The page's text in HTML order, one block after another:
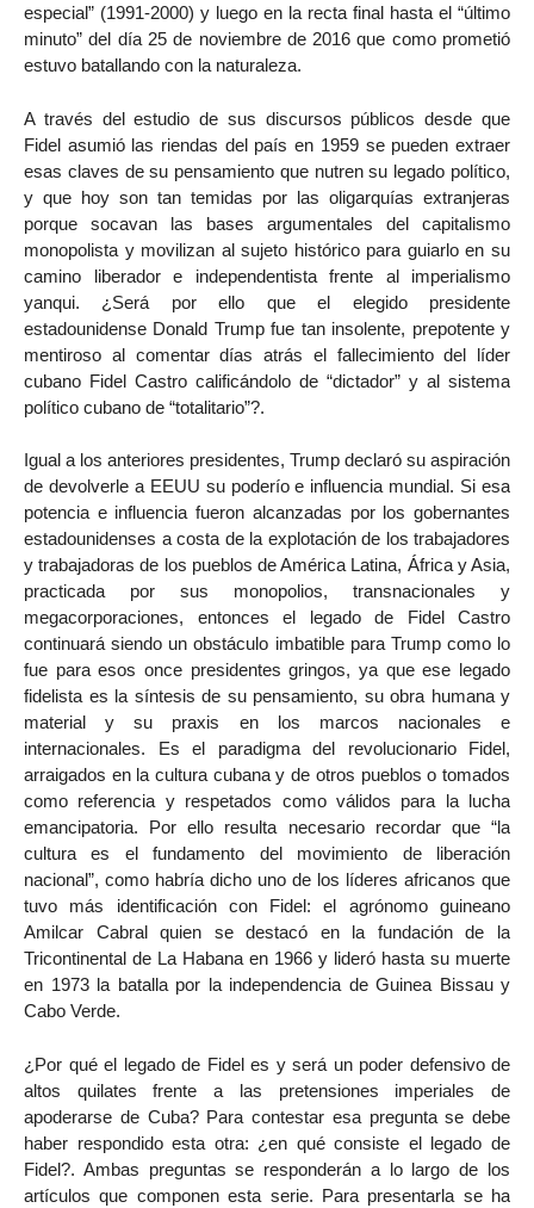
especial” (1991-2000) y luego en la recta final hasta el “último
minuto” del día 25 de noviembre de 2016 que como prometió
estuvo batallando con la naturaleza.
A través del estudio de sus discursos públicos desde que
Fidel asumió las riendas del país en 1959 se pueden extraer
esas claves de su pensamiento que nutren su legado político,
y que hoy son tan temidas por las oligarquías extranjeras
porque socavan las bases argumentales del capitalismo
monopolista y movilizan al sujeto histórico para guiarlo en su
camino liberador e independentista frente al imperialismo
yanqui. ¿Será por ello que el elegido presidente
estadounidense Donald Trump fue tan insolente, prepotente y
mentiroso al comentar días atrás el fallecimiento del líder
cubano Fidel Castro calificándolo de “dictador” y al sistema
político cubano de “totalitario”?.
Igual a los anteriores presidentes, Trump declaró su aspiración
de devolverle a EEUU su poderío e influencia mundial. Si esa
potencia e influencia fueron alcanzadas por los gobernantes
estadounidenses a costa de la explotación de los trabajadores
y trabajadoras de los pueblos de América Latina, África y Asia,
practicada por sus monopolios, transnacionales y
megacorporaciones, entonces el legado de Fidel Castro
continuará siendo un obstáculo imbatible para Trump como lo
fue para esos once presidentes gringos, ya que ese legado
fidelista es la síntesis de su pensamiento, su obra humana y
material y su praxis en los marcos nacionales e
internacionales. Es el paradigma del revolucionario Fidel,
arraigados en la cultura cubana y de otros pueblos o tomados
como referencia y respetados como válidos para la lucha
emancipatoria. Por ello resulta necesario recordar que “la
cultura es el fundamento del movimiento de liberación
nacional”, como habría dicho uno de los líderes africanos que
tuvo más identificación con Fidel: el agrónomo guineano
Amilcar Cabral quien se destacó en la fundación de la
Tricontinental de La Habana en 1966 y lideró hasta su muerte
en 1973 la batalla por la independencia de Guinea Bissau y
Cabo Verde.
¿Por qué el legado de Fidel es y será un poder defensivo de
altos quilates frente a las pretensiones imperiales de
apoderarse de Cuba? Para contestar esa pregunta se debe
haber respondido esta otra: ¿en qué consiste el legado de
Fidel?. Ambas preguntas se responderán a lo largo de los
artículos que componen esta serie. Para presentarla se ha